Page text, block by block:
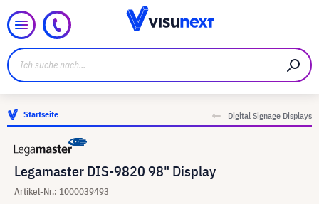
Startseite Digital Signage Displays
Legamaster DIS-9820 98" Display
Artikel-Nr.: 1000039493